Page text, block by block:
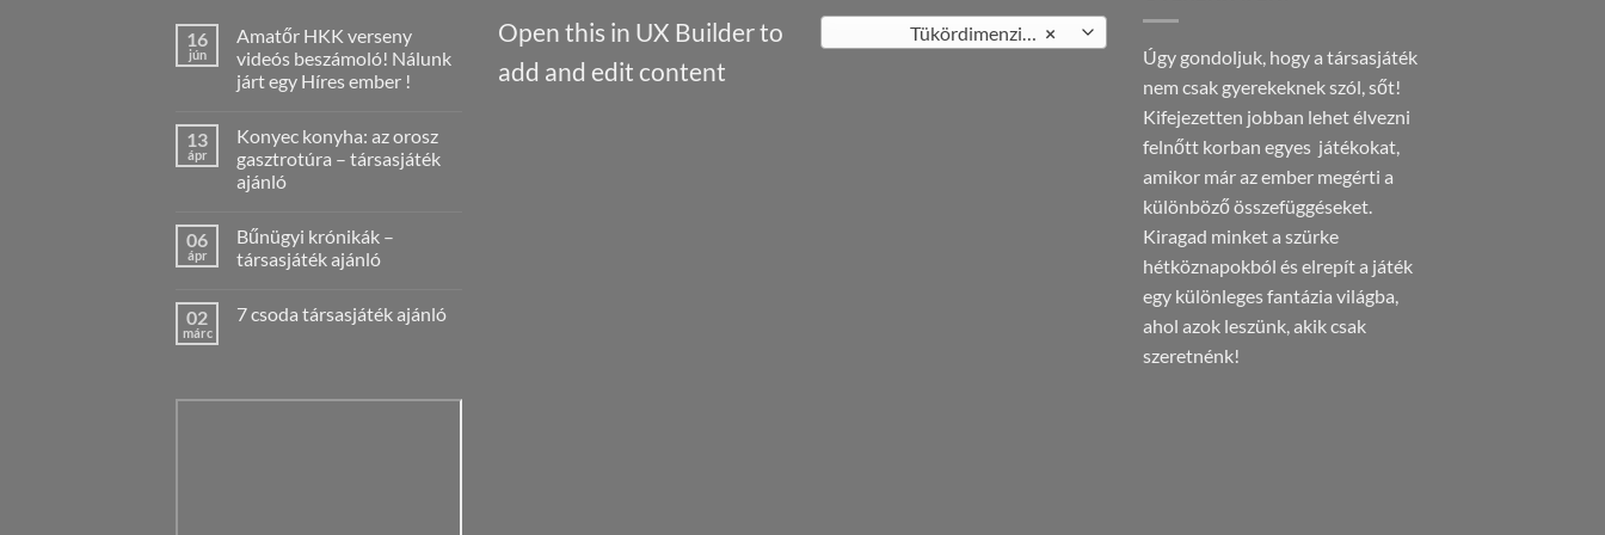
16
jún
Amatőr HKK verseny
videós beszámoló! Nálunk
járt egy Híres ember !
a(z)
Amatőr
HKK
verseny
videós
Nálunk
járt
egy
!
bejegyzéshez
13
ápr
Konyec konyha: az orosz
gasztrotúra – társasjáték
ajánló
a(z)
Konyec
konyha:
gasztrotúra
06
ápr
Bűnügyi krónikák –
társasjáték ajánló
a(z)
bejegyzéshez
02
márc
7 csoda társasjáték ajánló
csoda
Open this in UX Builder to
add and edit content
×
Tükördimenzió ritkák
Úgy gondoljuk, hogy a társasjáték
nem csak gyerekeknek szól, sőt!
Kifejezetten jobban lehet élvezni
felnőtt korban egyes játékokat,
amikor már az ember megérti a
különböző összefüggéseket.
Kiragad minket a szürke
hétköznapokból és elrepít a játék
egy különleges fantázia világba,
ahol azok leszünk, akik csak
szeretnénk!